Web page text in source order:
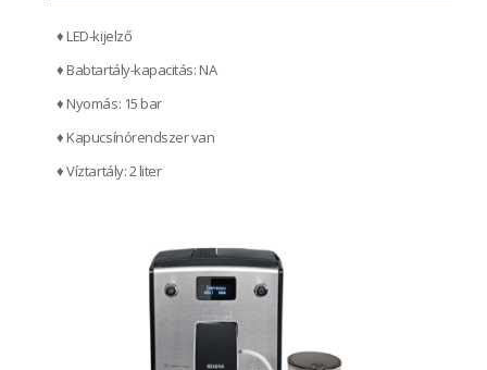
♦ LED-kijelző
♦ Babtartály-kapacitás: NA
♦ Nyomás: 15 bar
♦ Kapucsínórendszer van
♦ Víztartály: 2 liter